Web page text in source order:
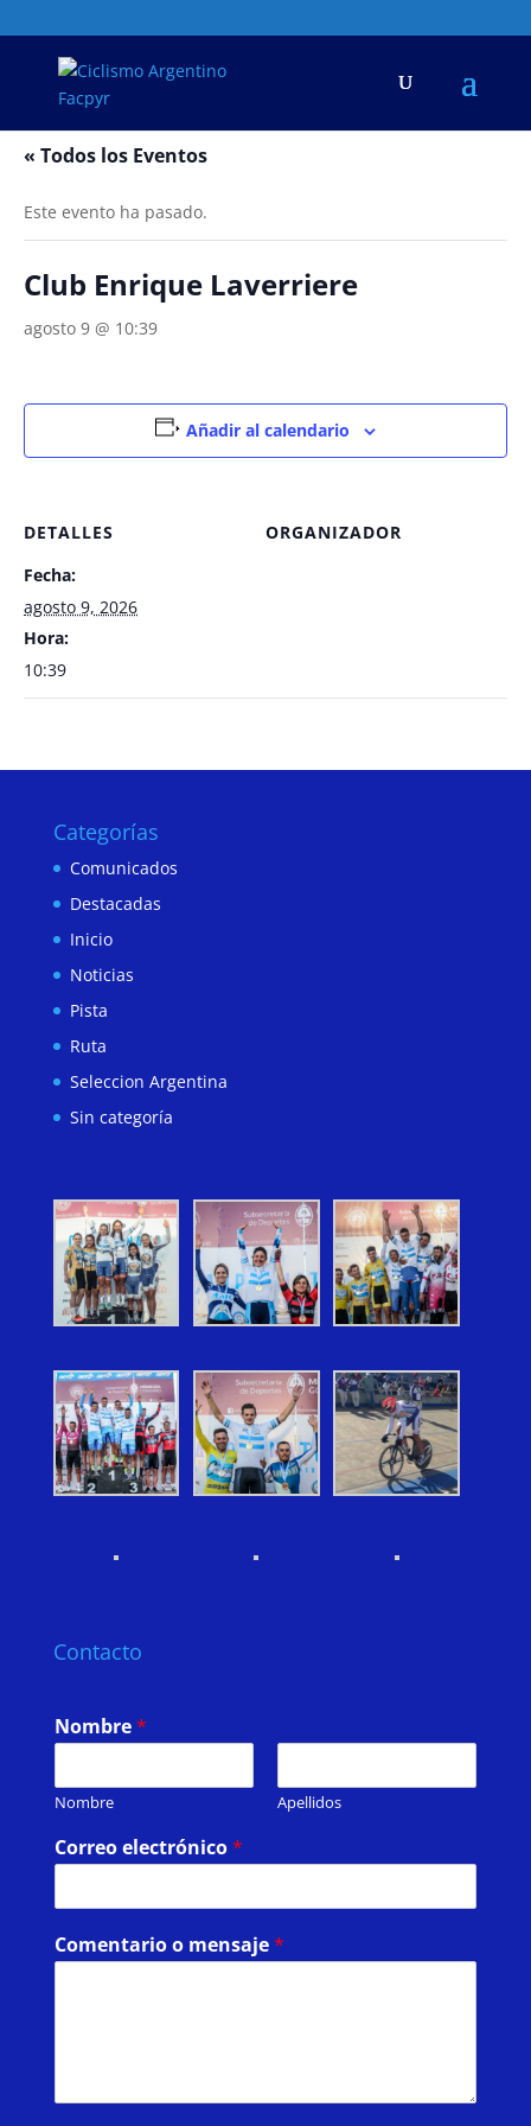
« Todos los Eventos
Este evento ha pasado.
Club Enrique Laverriere
agosto 9 @ 10:39
Añadir al calendario
DETALLES
Fecha:
agosto 9, 2026
Hora:
10:39
ORGANIZADOR
Categorías
Comunicados
Destacadas
Inicio
Noticias
Pista
Ruta
Seleccion Argentina
Sin categoría
Contacto
Nombre*
Nombre Apellidos
Correo electrónico*
Comentario o mensaje*